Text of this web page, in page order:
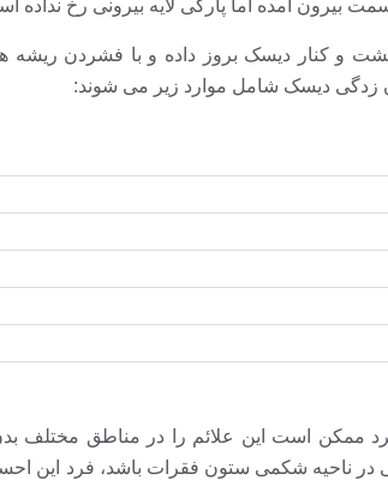
بیرون آمده اما پارگی لایه بیرونی رخ نداده
و کنار دیسک بروز داده و با فشردن ریشه
زدگی دیسک شامل موارد زیر می شوند:
ممکن است این علائم را در مناطق مختلف
در ناحیه شکمی ستون فقرات باشد، فرد این